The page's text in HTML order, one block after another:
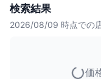
検索結果
2026/08/09 時点での
価